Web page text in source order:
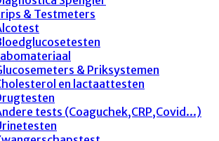
& Testmeters
& Priksystemen
en lactaattesten
tests (Coaguchek,CRP,Covid...)